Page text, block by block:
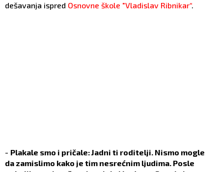
dešavanja ispred Osnovne škole "Vladislav Ribnikar“.
- Plakale smo i pričale: Jadni ti roditelji. Nismo mogle
da zamislimo kako je tim nesrećnim ljudima. Posle